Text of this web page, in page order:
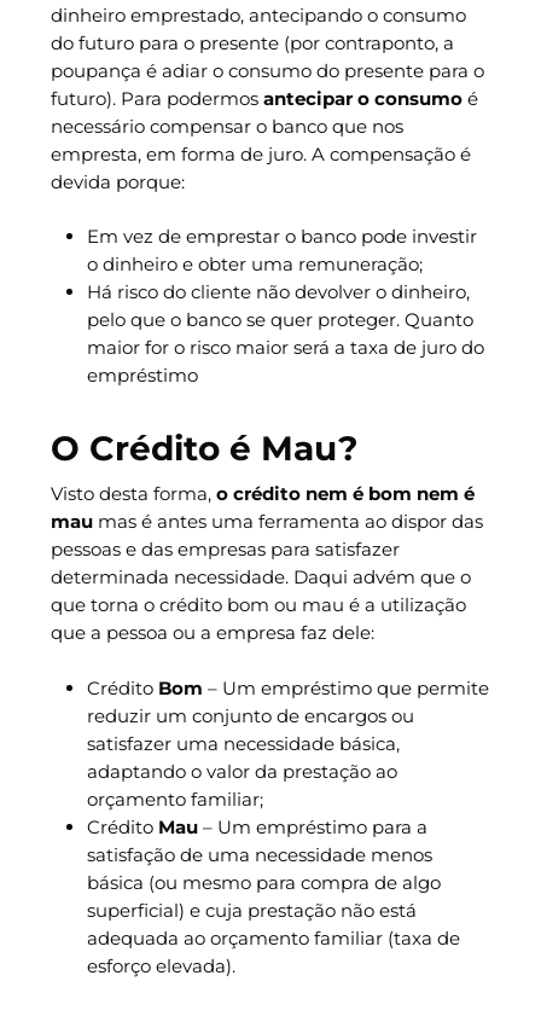
dinheiro emprestado, antecipando o consumo
do futuro para o presente (por contraponto, a
poupança é adiar o consumo do presente para o
futuro). Para podermos antecipar o consumoé
necessário compensar o banco que nos
empresta, em forma de juro. A compensação é
devida porque:
Em vez de emprestar o banco pode investir
o dinheiro e obter uma remuneração;
Há risco do cliente não devolver o dinheiro,
pelo que o banco se quer proteger. Quanto
maior for o risco maior será a taxa de juro do
empréstimo
O Crédito é Mau?
Visto desta forma, o crédito nem é bom nem é
maumas é antes uma ferramenta ao dispor das
pessoas e das empresas para satisfazer
determinada necessidade. Daqui advém que o
que torna o crédito bom ou mau é a utilização
que a pessoa ou a empresa faz dele:
Crédito Bom – Um empréstimo que permite
reduzir um conjunto de encargos ou
satisfazer uma necessidade básica,
adaptando o valor da prestação ao
orçamento familiar;
Crédito Mau– Um empréstimo para a
satisfação de uma necessidade menos
básica (ou mesmo para compra de algo
superficial) e cuja prestação não está
adequada ao orçamento familiar (taxa de
esforço elevada).